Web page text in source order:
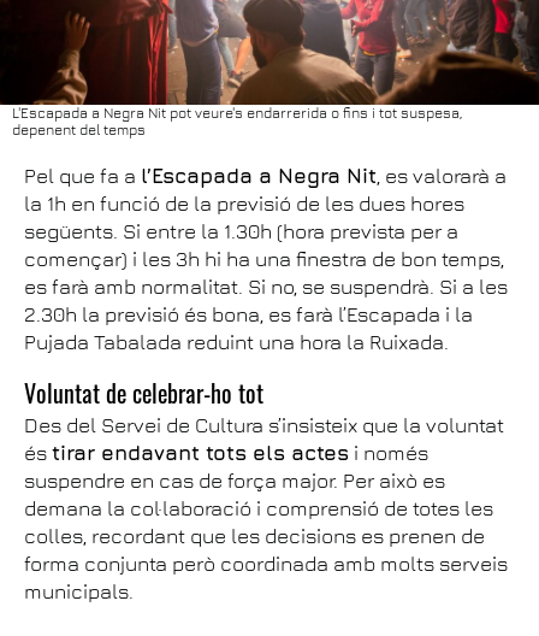
L'Escapada a Negra Nit pot veure's endarrerida o fins i tot suspesa,
depenent del temps
Pel que fa a l’Escapada a Negra Nit, es valorarà a
la 1h en funció de la previsió de les dues hores
següents. Si entre la 1.30h (hora prevista per a
començar) i les 3h hi ha una finestra de bon temps,
es farà amb normalitat. Si no, se suspendrà. Si a les
2.30h la previsió és bona, es farà l’Escapada i la
Pujada Tabalada reduint una hora la Ruixada.
Voluntat de celebrar-ho tot
Des del Servei de Cultura s’insisteix que la voluntat
és tirar endavant tots els actes i només
suspendre en cas de força major. Per això es
demana la col·laboració i comprensió de totes les
colles, recordant que les decisions es prenen de
forma conjunta però coordinada amb molts serveis
municipals.